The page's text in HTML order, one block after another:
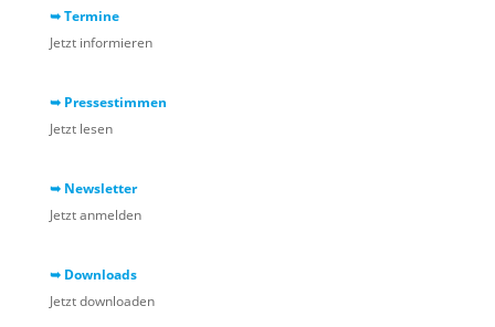
➥ Termine
Jetzt informieren
➥ Pressestimmen
Jetzt lesen
➥ Newsletter
Jetzt anmelden
➥ Downloads
Jetzt downloaden